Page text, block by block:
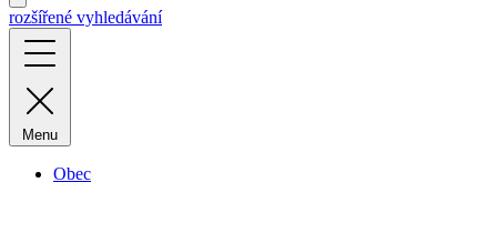
rozšířené vyhledávání
Menu
Obec